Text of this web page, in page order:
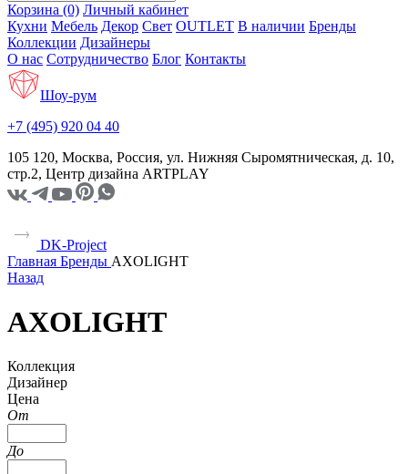
Корзина (0) Личный кабинет
Кухни Мебель Декор Свет OUTLET В наличии Бренды
Коллекции Дизайнеры
О нас Сотрудничество Блог Контакты
Шоу-рум
+7 (495) 920 04 40
105 120, Москва, Россия, ул. Нижняя Сыромятническая, д. 10,
стр.2, Центр дизайна ARTPLAY
DK-Project
Главная Бренды AXOLIGHT
Назад
AXOLIGHT
Коллекция
Дизайнер
Цена
От
До